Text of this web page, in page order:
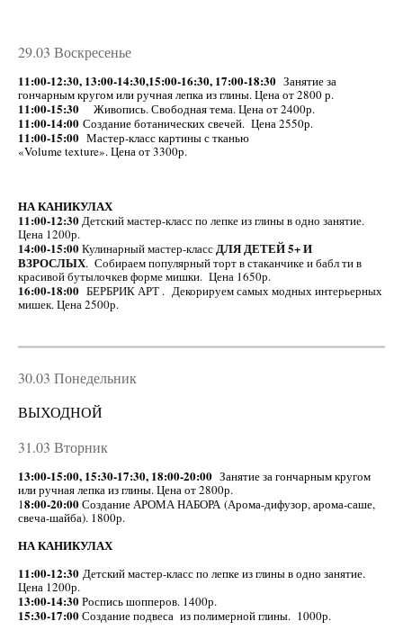
29.03 Воскресенье
11:00-12:30, 13:00-14:30,15:00-16:30, 17:00-18:30 Занятие за
гончарным кругом или ручная лепка из глины. Цена от 2800 р.
11:00-15:30 Живопись. Свободная тема. Цена от 2400р.
11:00-14:00 Создание ботанических свечей. Цена 2550р.
11:00-15:00 Мастер-класс картины с тканью
«Volume texture». Цена от 3300р.
НА КАНИКУЛАХ
11:00-12:30Детский мастер-класс по лепке из глины в одно занятие.
Цена 1200р.
14:00-15:00Кулинарный мастер-классДЛЯ ДЕТЕЙ 5+ И
ВЗРОСЛЫХ. Собираем популярный торт в стаканчике и бабл ти в
красивой бутылочкев форме мишки. Цена 1650р.
16:00-18:00 БЕРБРИК АРТ . Декорируем самых модных интерьерных
мишек. Цена 2500р.
30.03 Понедельник
ВЫХОДНОЙ
31.03 Вторник
13:00-15:00, 15:30-17:30, 18:00-20:00 Занятие за гончарным кругом
или ручная лепка из глины. Цена от 2800р.
18:00-20:00Создание АРОМА НАБОРА (Арома-дифузор, арома-саше,
свеча-шайба). 1800р.
НА КАНИКУЛАХ
11:00-12:30 Детский мастер-класс по лепке из глины в одно занятие.
Цена 1200р.
13:00-14:30Роспись шопперов. 1400р.
15:30-17:00Создание подвеса из полимерной глины. 1000р.